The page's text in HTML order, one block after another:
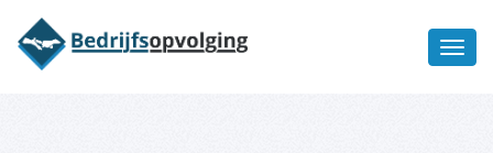
bedrijfsopvolging voor fiscaal
juridisch advies
Ik wil meer informatie